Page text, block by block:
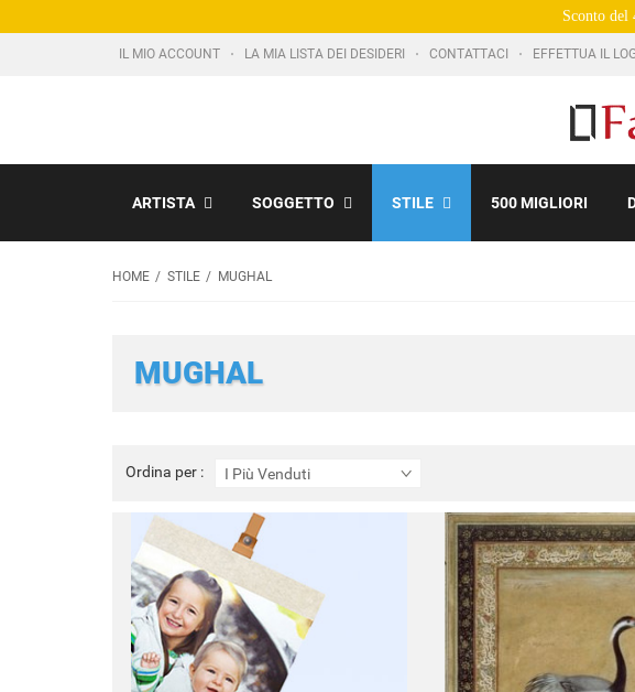
Sconto
IL MIO ACCOUNT LA MIA LISTA DEI DESIDERI CONTATTACI EFFETTUA IL
ARTISTA SOGGETTO STILE 500 MIGLIORI
HOME STILE MUGHAL
MUGHAL
Ordina per : I Più Venduti
Ordina
per